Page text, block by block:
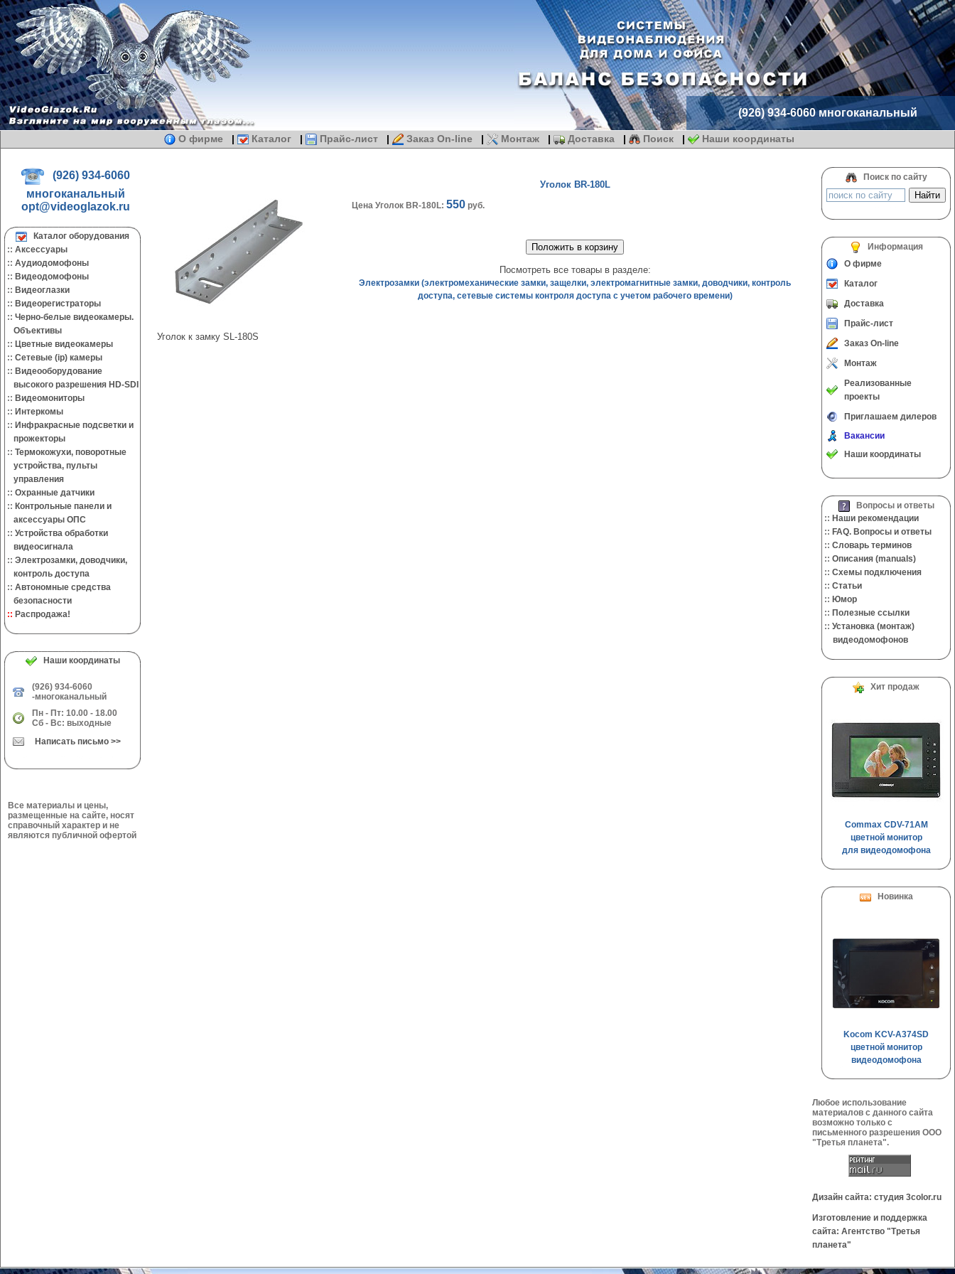
(926) 934-6060 многоканальный
О фирме | Каталог | Прайс-лист | Заказ On-line | Монтаж | Доставка | Поиск | Наши координаты
(926) 934-6060
многоканальный
opt@videoglazok.ru
Каталог оборудования
:: Аксессуары
:: Аудиодомофоны
:: Видеодомофоны
:: Видеоглазки
:: Видеорегистраторы
:: Черно-белые видеокамеры.
Объективы
:: Цветные видеокамеры
:: Сетевые (ip) камеры
:: Видеооборудование
высокого разрешения HD-SDI
:: Видеомониторы
:: Интеркомы
:: Инфракрасные подсветки и
прожекторы
:: Термокожухи, поворотные
устройства, пульты
управления
:: Охранные датчики
:: Контрольные панели и
аксессуары ОПС
:: Устройства обработки
видеосигнала
:: Электрозамки, доводчики,
контроль доступа
:: Автономные средства
безопасности
:: Распродажа!
Наши координаты
(926) 934-6060
-многоканальный
Пн - Пт: 10.00 - 18.00
Сб - Вс: выходные
Написать письмо >>
Все материалы и цены,
размещенные на сайте, носят
справочный характер и не
являются публичной офертой
Уголок BR-180L
Цена Уголок BR-180L: 550 руб.
Посмотреть все товары в разделе:
Электрозамки (электромеханические замки, защелки, электромагнитные замки, доводчики, контроль
доступа, сетевые системы контроля доступа с учетом рабочего времени)
Уголок к замку SL-180S
Поиск по сайту
Информация
О фирме
Каталог
Доставка
Прайс-лист
Заказ On-line
Монтаж
Реализованные
проекты
Приглашаем дилеров
Вакансии
Наши координаты
Вопросы и ответы
:: Наши рекомендации
:: FAQ. Вопросы и ответы
:: Словарь терминов
:: Описания (manuals)
:: Cхемы подключения
:: Cтатьи
:: Юмор
:: Полезные ссылки
:: Установка (монтаж)
видеодомофонов
Хит продаж
Commax CDV-71AM
цветной монитор
для видеодомофона
Новинка
Kocom KCV-A374SD
цветной монитор
видеодомофона
Любое использование
материалов с данного сайта
возможно только с
письменного разрешения OOO
"Третья планета".
Дизайн сайта: студия 3color.ru
Изготовление и поддержка
сайта: Агентство "Третья
планета"